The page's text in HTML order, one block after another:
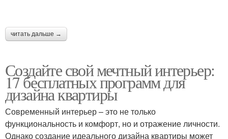
читать дальше →
Создайте свой мечтный интерьер:
17 бесплатных программ для
дизайна квартиры
Современный интерьер – это не только
функциональность и комфорт, но и отражение личности.
Однако создание идеального дизайна квартиры может